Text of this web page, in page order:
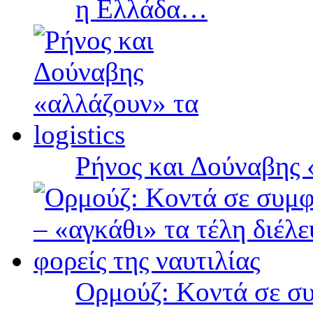
η Ελλάδα…
Ρήνος και
Ορμούζ: Κοντά σε